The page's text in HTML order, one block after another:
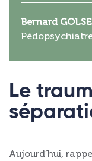
Bernard GOLSE
Le
Aujourd’hui,